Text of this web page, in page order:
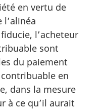
en vertu de
l’alinéa
l’acheteur
sont
du paiement
en
dans la mesure
à ce qu’il aurait